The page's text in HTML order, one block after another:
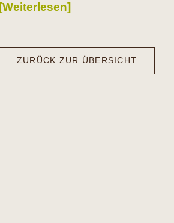
[Weiterlesen]
ZURÜCK ZUR ÜBERSICHT